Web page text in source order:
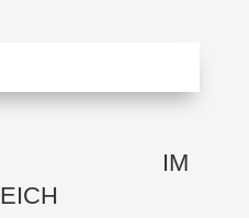
IM